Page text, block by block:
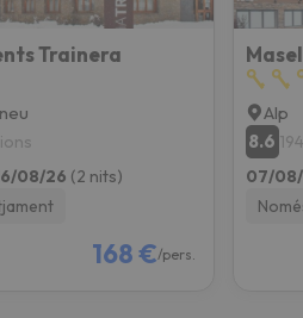
Trainera
08/26 (2 nits)
168 €/pers.
Alp
8.6
07/